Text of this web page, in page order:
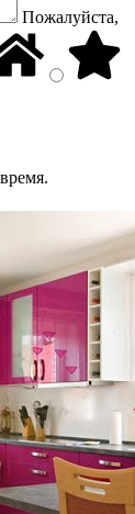
Пожалуйста,